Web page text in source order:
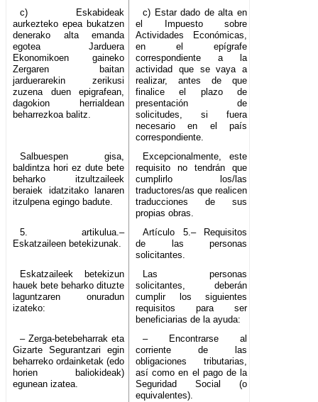
c) Eskabideak
aurkezteko epea bukatzen
denerako alta emanda
egotea Jarduera
Ekonomikoen gaineko
Zergaren baitan
jarduerarekin zerikusi
zuzena duen epigrafean,
dagokion herrialdean
beharrezkoa balitz.
c) Estar dado de alta en
el Impuesto sobre
Actividades Económicas,
en el epígrafe
correspondiente a la
actividad que se vaya a
realizar, antes de que
finalice el plazo de
presentación de
solicitudes, si fuera
necesario en el país
correspondiente.
Salbuespen gisa,
baldintza hori ez dute bete
beharko itzultzaileek
beraiek idatzitako lanaren
itzulpena egingo badute.
Excepcionalmente, este
requisito no tendrán que
cumplirlo los/las
traductores/as que realicen
traducciones de sus
propias obras.
5. artikulua.–
Eskatzaileen betekizunak.
Artículo 5.– Requisitos
de las personas
solicitantes.
Eskatzaileek betekizun
hauek bete beharko dituzte
laguntzaren onuradun
izateko:
Las personas
solicitantes, deberán
cumplir los siguientes
requisitos para ser
beneficiarias de la ayuda:
– Zerga-betebeharrak eta
Gizarte Segurantzari egin
beharreko ordainketak (edo
horien baliokideak)
egunean izatea.
– Encontrarse al
corriente de las
obligaciones tributarias,
así como en el pago de la
Seguridad Social (o
equivalentes).